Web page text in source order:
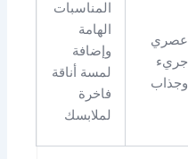
عصري
جريء
وجذاب
المناسبات
الهامة
وإضافة
لمسة أناقة
فاخرة
لملابسك